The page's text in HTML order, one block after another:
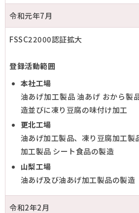
令和元年7月
FSSC22000認証拡大
登録活動範囲
本社工場
油あげ加工製品 油あげ おから製
造並びに凍り豆腐の味付け加工
更北工場
油あげ加工製品、凍り豆腐加工製
加工製品 シート食品の製造
山梨工場
油あげ及び油あげ加工製品の製造
令和2年2月